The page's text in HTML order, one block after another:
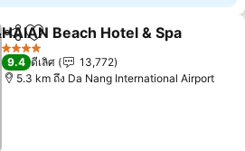
แชร์ เพิ่มในรายการโปรด
HAIAN Beach Hotel & Spa
4 ดาว
9.4 ดีเลิศ
13,772
5.3 km ถึง Da Nang International Airport